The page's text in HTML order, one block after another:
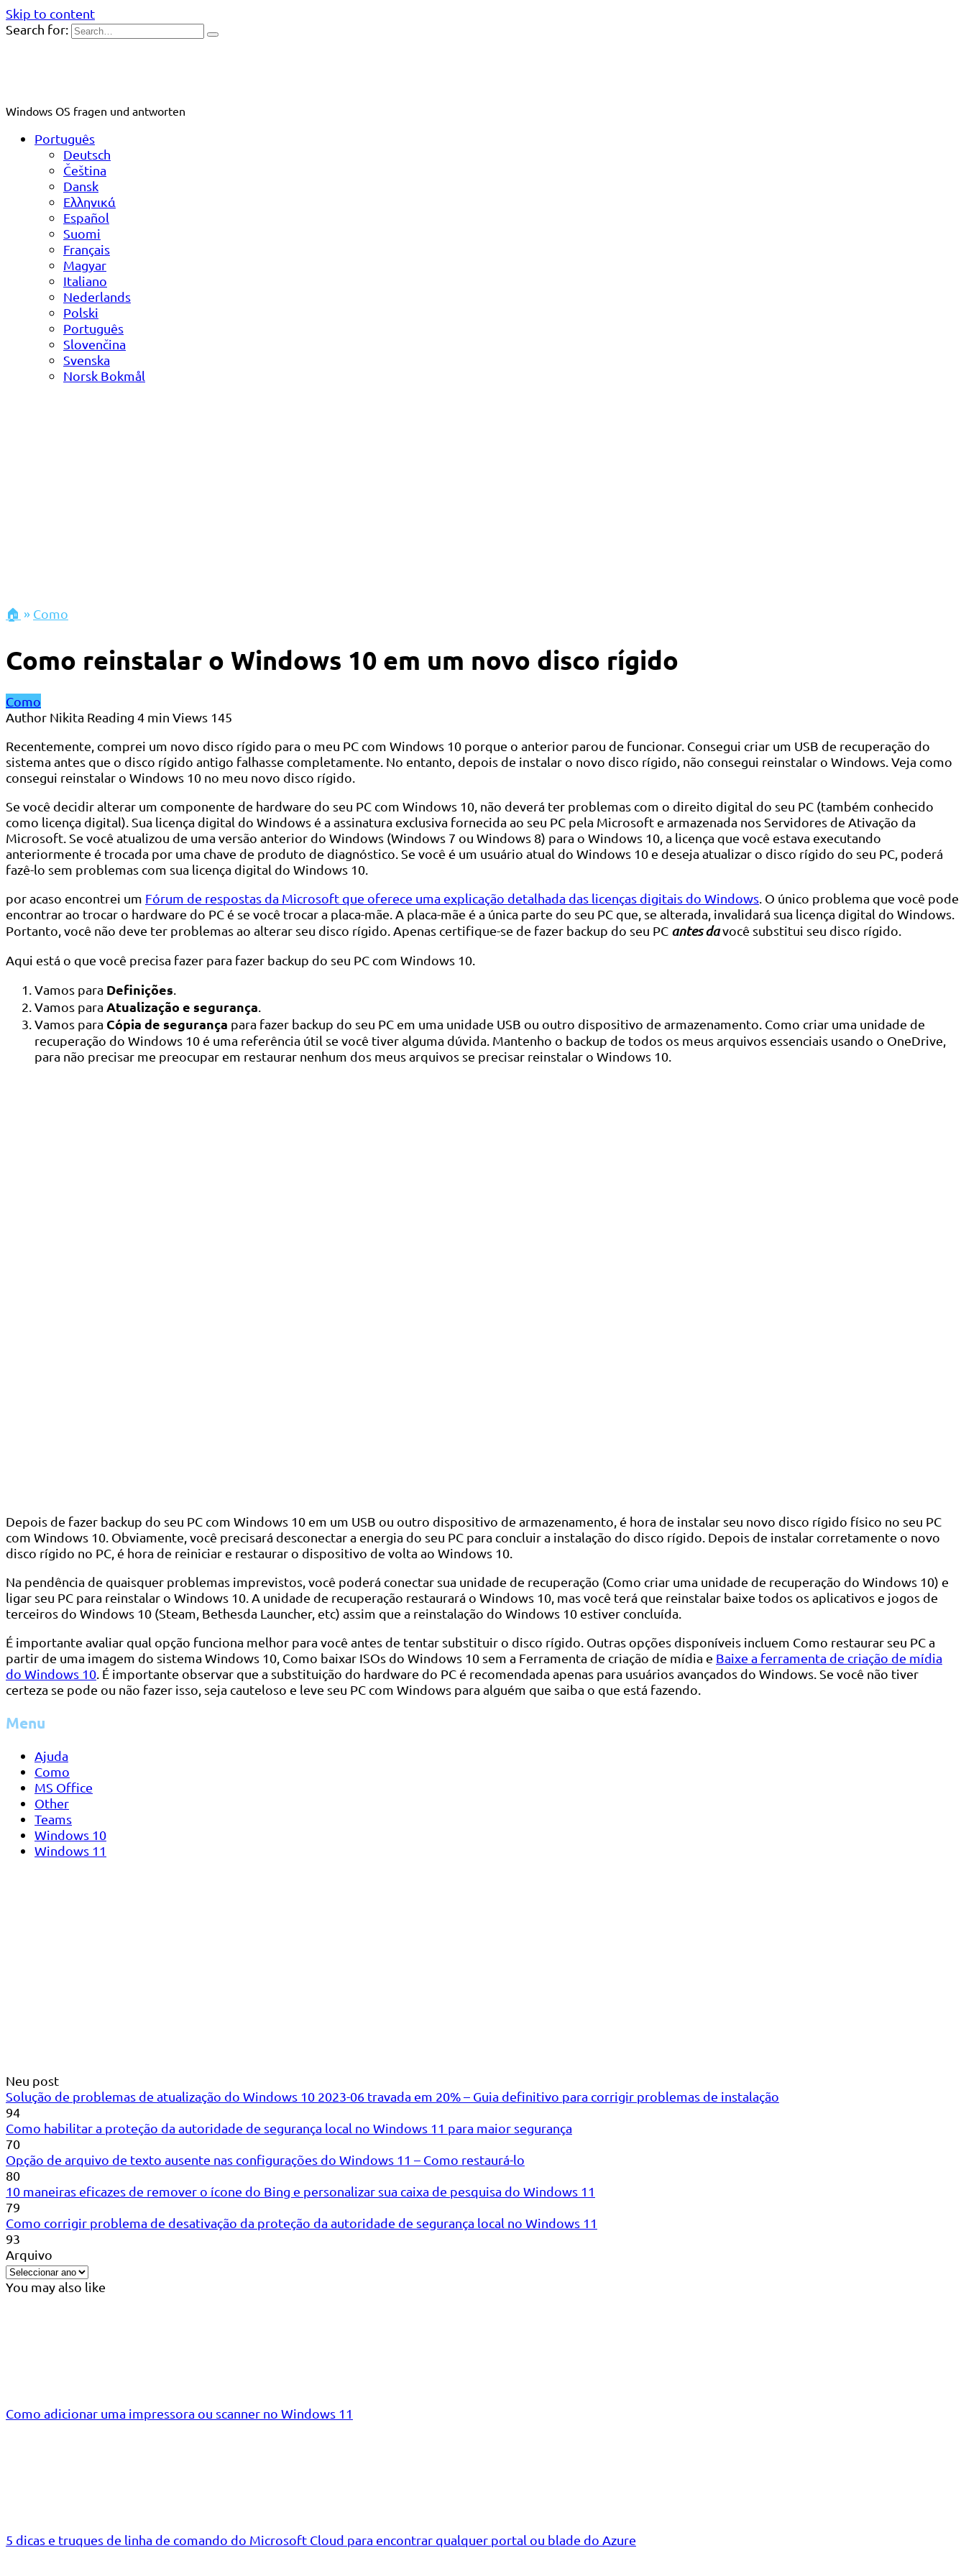
Skip to content
Search for:
Windows OS fragen und antworten
Português
Deutsch
Čeština
Dansk
Ελληνικά
Español
Suomi
Français
Magyar
Italiano
Nederlands
Polski
Português
Slovenčina
Svenska
Norsk Bokmål
🏠 » Como
Como reinstalar o Windows 10 em um novo disco rígido
Como
Author Nikita Reading 4 min Views 145
Recentemente, comprei um novo disco rígido para o meu PC com Windows 10 porque o anterior parou de funcionar. Consegui criar um USB de recuperação do
sistema antes que o disco rígido antigo falhasse completamente. No entanto, depois de instalar o novo disco rígido, não consegui reinstalar o Windows. Veja como
consegui reinstalar o Windows 10 no meu novo disco rígido.
Se você decidir alterar um componente de hardware do seu PC com Windows 10, não deverá ter problemas com o direito digital do seu PC (também conhecido
como licença digital). Sua licença digital do Windows é a assinatura exclusiva fornecida ao seu PC pela Microsoft e armazenada nos Servidores de Ativação da
Microsoft. Se você atualizou de uma versão anterior do Windows (Windows 7 ou Windows 8) para o Windows 10, a licença que você estava executando
anteriormente é trocada por uma chave de produto de diagnóstico. Se você é um usuário atual do Windows 10 e deseja atualizar o disco rígido do seu PC, poderá
fazê-lo sem problemas com sua licença digital do Windows 10.
por acaso encontrei um Fórum de respostas da Microsoft que oferece uma explicação detalhada das licenças digitais do Windows. O único problema que você pode
encontrar ao trocar o hardware do PC é se você trocar a placa-mãe. A placa-mãe é a única parte do seu PC que, se alterada, invalidará sua licença digital do Windows.
Portanto, você não deve ter problemas ao alterar seu disco rígido. Apenas certifique-se de fazer backup do seu PC antes davocê substitui seu disco rígido.
Aqui está o que você precisa fazer para fazer backup do seu PC com Windows 10.
Vamos para Definições.
Vamos para Atualização e segurança.
Vamos para Cópia de segurança para fazer backup do seu PC em uma unidade USB ou outro dispositivo de armazenamento. Como criar uma unidade de
recuperação do Windows 10 é uma referência útil se você tiver alguma dúvida. Mantenho o backup de todos os meus arquivos essenciais usando o OneDrive,
para não precisar me preocupar em restaurar nenhum dos meus arquivos se precisar reinstalar o Windows 10.
Depois de fazer backup do seu PC com Windows 10 em um USB ou outro dispositivo de armazenamento, é hora de instalar seu novo disco rígido físico no seu PC
com Windows 10. Obviamente, você precisará desconectar a energia do seu PC para concluir a instalação do disco rígido. Depois de instalar corretamente o novo
disco rígido no PC, é hora de reiniciar e restaurar o dispositivo de volta ao Windows 10.
Na pendência de quaisquer problemas imprevistos, você poderá conectar sua unidade de recuperação (Como criar uma unidade de recuperação do Windows 10) e
ligar seu PC para reinstalar o Windows 10. A unidade de recuperação restaurará o Windows 10, mas você terá que reinstalar baixe todos os aplicativos e jogos de
terceiros do Windows 10 (Steam, Bethesda Launcher, etc) assim que a reinstalação do Windows 10 estiver concluída.
É importante avaliar qual opção funciona melhor para você antes de tentar substituir o disco rígido. Outras opções disponíveis incluem Como restaurar seu PC a
partir de uma imagem do sistema Windows 10, Como baixar ISOs do Windows 10 sem a Ferramenta de criação de mídia e Baixe a ferramenta de criação de mídia
do Windows 10. É importante observar que a substituição do hardware do PC é recomendada apenas para usuários avançados do Windows. Se você não tiver
certeza se pode ou não fazer isso, seja cauteloso e leve seu PC com Windows para alguém que saiba o que está fazendo.
Menu
Ajuda
Como
MS Office
Other
Teams
Windows 10
Windows 11
Neu post
Solução de problemas de atualização do Windows 10 2023-06 travada em 20% – Guia definitivo para corrigir problemas de instalação
94
Como habilitar a proteção da autoridade de segurança local no Windows 11 para maior segurança
70
Opção de arquivo de texto ausente nas configurações do Windows 11 – Como restaurá-lo
80
10 maneiras eficazes de remover o ícone do Bing e personalizar sua caixa de pesquisa do Windows 11
79
Como corrigir problema de desativação da proteção da autoridade de segurança local no Windows 11
93
Arquivo
You may also like
Como adicionar uma impressora ou scanner no Windows 11
5 dicas e truques de linha de comando do Microsoft Cloud para encontrar qualquer portal ou blade do Azure